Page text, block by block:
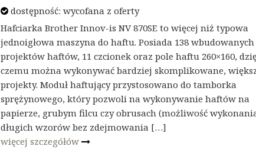
dostępność: wycofana z oferty
Hafciarka Brother Innov-is NV 870SE to więcej niż typowa
jednoigłowa maszyna do haftu. Posiada 138 wbudowanych
projektów haftów, 11 czcionek oraz pole haftu 260×160,
czemu można wykonywać bardziej skomplikowane,
projekty. Moduł haftujący przystosowano do tamborka
sprężynowego, który pozwoli na wykonywanie haftów na
papierze, grubym filcu czy obrusach (możliwość
długich wzorów bez zdejmowania […]
więcej szczegółów